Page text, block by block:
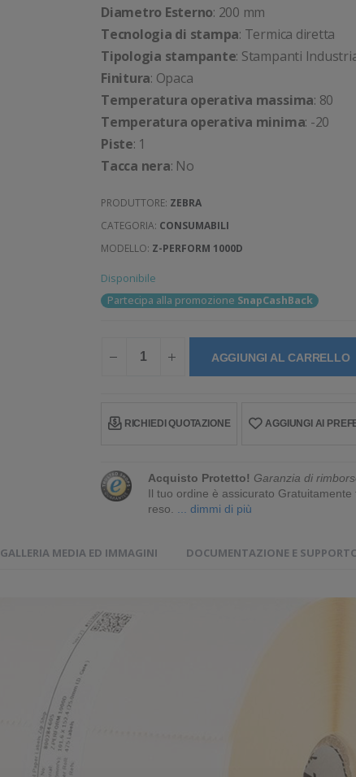
Diametro Esterno: 200 mm
Tecnologia di stampa: Termica diretta
Tipologia stampante: Stampanti
Finitura: Opaca
Temperatura operativa massima: 80
Temperatura operativa minima: -20
Piste: 1
Tacca nera: No
PRODUTTORE: ZEBRA
CATEGORIA: CONSUMABILI
MODELLO: Z-PERFORM 1000D
Disponibile
Partecipa alla promozione SnapCashBack
AGGIUNGI AL CARRELLO
RICHIEDI QUOTAZIONE AGGIUNGI AI
Acquisto Protetto! Garanzia di
Il tuo ordine è assicurato
reso.
... dimmi di più
GALLERIA MEDIA ED IMMAGINI DOCUMENTAZIONE E